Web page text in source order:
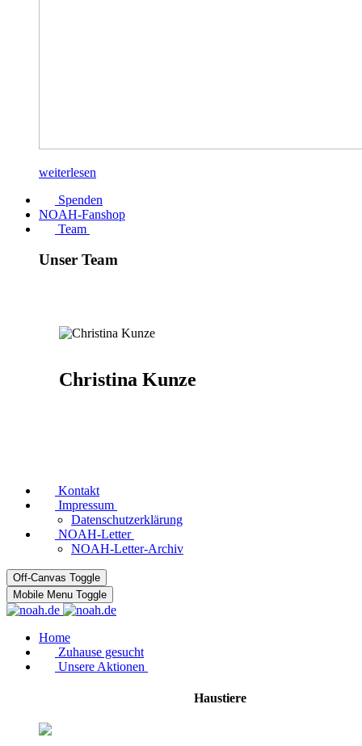
weiterlesen
Spenden
NOAH-Fanshop
Team
Unser Team
Christina Kunze
Kontakt
Impressum
Datenschutzerklärung
NOAH-Letter
NOAH-Letter-Archiv
Off-Canvas Toggle
Mobile Menu Toggle
Home
Zuhause gesucht
Unsere Aktionen
Haustiere